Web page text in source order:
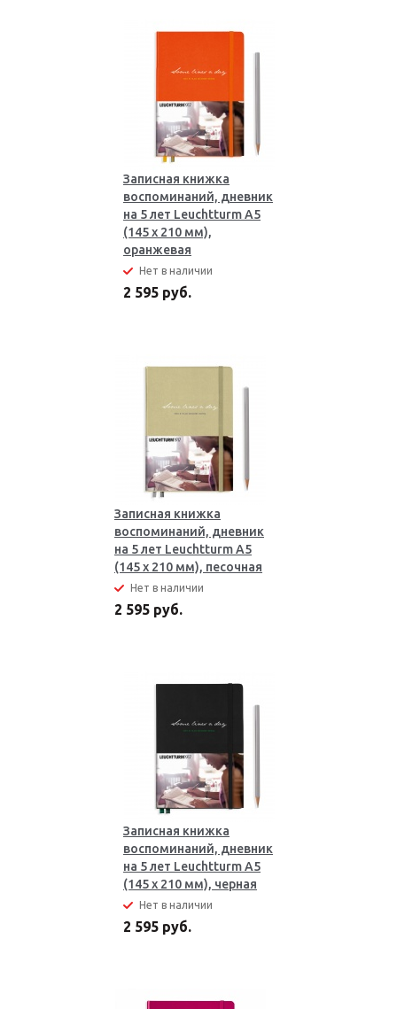
Записная книжка
воспоминаний, дневник
на 5 лет Leuchtturm A5
(145 x 210 мм),
оранжевая
Нет в наличии
2 595 руб.
Записная книжка
воспоминаний, дневник
на 5 лет Leuchtturm A5
(145 x 210 мм), песочная
Нет в наличии
2 595 руб.
Записная книжка
воспоминаний, дневник
на 5 лет Leuchtturm A5
(145 x 210 мм), черная
Нет в наличии
2 595 руб.